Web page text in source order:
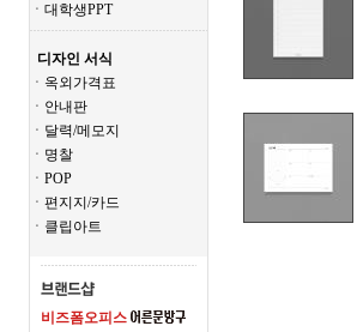
ㆍ대학생PPT
디자인 서식
ㆍ옥외가격표
ㆍ안내판
ㆍ달력/메모지
ㆍ명찰
ㆍPOP
ㆍ편지지/카드
ㆍ클립아트
비즈폼오피스